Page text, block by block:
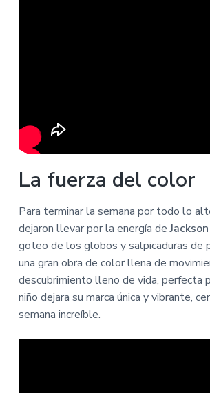
La fuerza del color
Para terminar la semana por todo lo
dejaron llevar por la energía de
goteo de los globos y salpicaduras de
una gran obra de color llena de
descubrimiento lleno de vida, perfecta
niño dejara su marca única y vibrante,
semana increíble.